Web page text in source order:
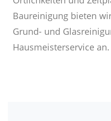
Baureinigung bieten
Grund- und
Hausmeisterservice an.